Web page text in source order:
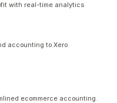
with real-time analytics
accounting to Xero
ecommerce accounting.